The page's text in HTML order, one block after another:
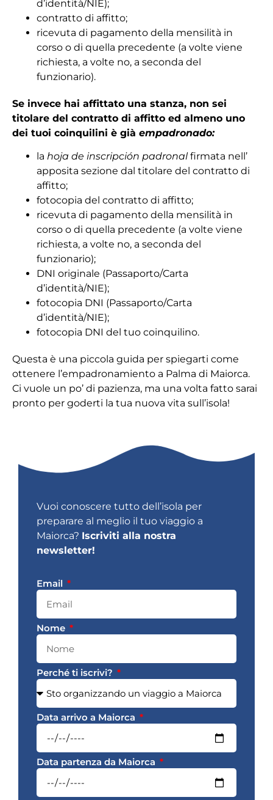
d’identità/NIE);
contratto di affitto;
ricevuta di pagamento della mensilità in
corso o di quella precedente (a volte viene
richiesta, a volte no, a seconda del
funzionario).
Se invece hai affittato una stanza, non sei
titolare del contratto di affitto ed almeno uno
dei tuoi coinquilini è già empadronado:
la hoja de inscripción padronalfirmata nell’
apposita sezione dal titolare del contratto di
affitto;
fotocopia del contratto di affitto;
ricevuta di pagamento della mensilità in
corso o di quella precedente (a volte viene
richiesta, a volte no, a seconda del
funzionario);
DNI originale (Passaporto/Carta
d’identità/NIE);
fotocopia DNI (Passaporto/Carta
d’identità/NIE);
fotocopia DNI del tuo coinquilino.
Questa è una piccola guida per spiegarti come
ottenere l’empadronamiento a Palma di Maiorca.
Ci vuole un po’ di pazienza, ma una volta fatto sarai
pronto per goderti la tua nuova vita sull’isola!
Vuoi conoscere tutto dell’isola per
preparare al meglio il tuo viaggio a
Maiorca? Iscriviti alla nostra
newsletter!
Email
Nome
Perché ti iscrivi?
Data arrivo a Maiorca
Data partenza da Maiorca